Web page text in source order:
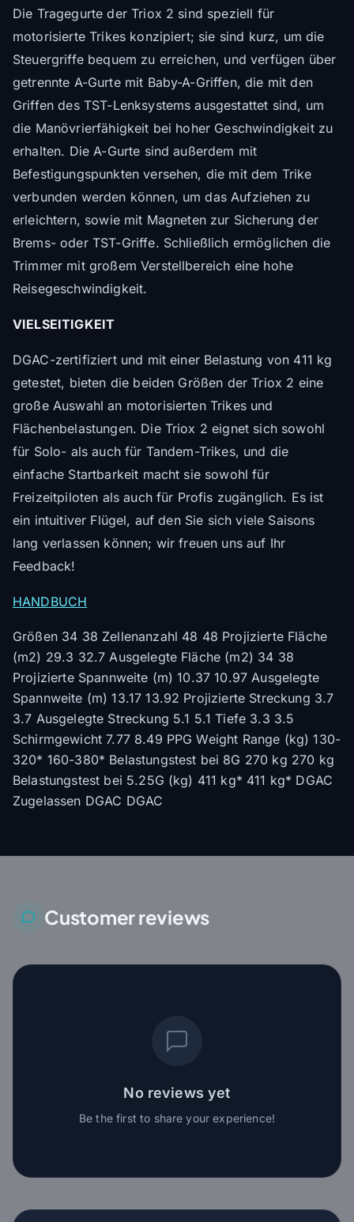
Die Tragegurte der Triox 2 sind speziell für
motorisierte Trikes konzipiert; sie sind kurz, um die
Steuergriffe bequem zu erreichen, und verfügen über
getrennte A-Gurte mit Baby-A-Griffen, die mit den
Griffen des TST-Lenksystems ausgestattet sind, um
die Manövrierfähigkeit bei hoher Geschwindigkeit zu
erhalten. Die A-Gurte sind außerdem mit
Befestigungspunkten versehen, die mit dem Trike
verbunden werden können, um das Aufziehen zu
erleichtern, sowie mit Magneten zur Sicherung der
Brems- oder TST-Griffe. Schließlich ermöglichen die
Trimmer mit großem Verstellbereich eine hohe
Reisegeschwindigkeit.
VIELSEITIGKEIT
DGAC-zertifiziert und mit einer Belastung von 411 kg
getestet, bieten die beiden Größen der Triox 2 eine
große Auswahl an motorisierten Trikes und
Flächenbelastungen. Die Triox 2 eignet sich sowohl
für Solo- als auch für Tandem-Trikes, und die
einfache Startbarkeit macht sie sowohl für
Freizeitpiloten als auch für Profis zugänglich. Es ist
ein intuitiver Flügel, auf den Sie sich viele Saisons
lang verlassen können; wir freuen uns auf Ihr
Feedback!
HANDBUCH
Größen 34 38 Zellenanzahl 48 48 Projizierte Fläche
(m2) 29.3 32.7 Ausgelegte Fläche (m2) 34 38
Projizierte Spannweite (m) 10.37 10.97 Ausgelegte
Spannweite (m) 13.17 13.92 Projizierte Streckung 3.7
3.7 Ausgelegte Streckung 5.1 5.1 Tiefe 3.3 3.5
Schirmgewicht 7.77 8.49 PPG Weight Range (kg) 130-
320* 160-380* Belastungstest bei 8G 270 kg 270 kg
Belastungstest bei 5.25G (kg) 411 kg* 411 kg* DGAC
Zugelassen DGAC DGAC
Customer reviews
No reviews yet
Be the first to share your experience!